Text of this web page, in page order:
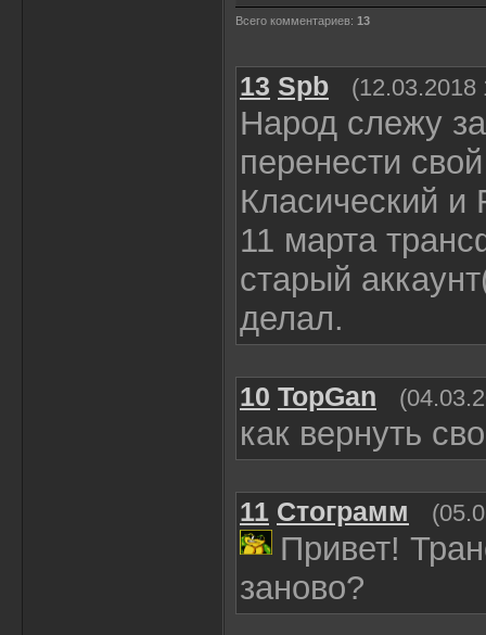
Всего комментариев: 13
13 Spb (12.03.2018
Народ слежу
перенести
Класический
11 марта
старый
делал.
10 TopGan
как вернуть
11 Стограмм
Привет!
заново?